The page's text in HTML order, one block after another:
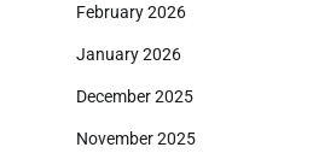
February 2026
January 2026
December 2025
November 2025